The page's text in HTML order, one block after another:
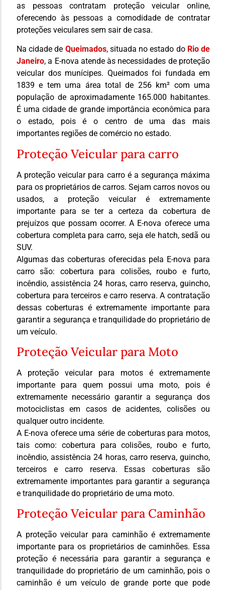
as pessoas contratam proteção veicular online,
oferecendo às pessoas a comodidade de contratar
proteções veiculares sem sair de casa.
Na cidade de Queimados, situada no estado do Rio de
Janeiro, a E-nova atende às necessidades de proteção
veicular dos munícipes. Queimados foi fundada em
1839 e tem uma área total de 256 km² com uma
população de aproximadamente 165.000 habitantes.
É uma cidade de grande importância econômica para
o estado, pois é o centro de uma das mais
importantes regiões de comércio no estado.
Proteção Veicular para carro
A proteção veicular para carro é a segurança máxima
para os proprietários de carros. Sejam carros novos ou
usados, a proteção veicular é extremamente
importante para se ter a certeza da cobertura de
prejuízos que possam ocorrer. A E-nova oferece uma
cobertura completa para carro, seja ele hatch, sedã ou
SUV.
Algumas das coberturas oferecidas pela E-nova para
carro são: cobertura para colisões, roubo e furto,
incêndio, assistência 24 horas, carro reserva, guincho,
cobertura para terceiros e carro reserva. A contratação
dessas coberturas é extremamente importante para
garantir a segurança e tranquilidade do proprietário de
um veículo.
Proteção Veicular para Moto
A proteção veicular para motos é extremamente
importante para quem possui uma moto, pois é
extremamente necessário garantir a segurança dos
motociclistas em casos de acidentes, colisões ou
qualquer outro incidente.
A E-nova oferece uma série de coberturas para motos,
tais como: cobertura para colisões, roubo e furto,
incêndio, assistência 24 horas, carro reserva, guincho,
terceiros e carro reserva. Essas coberturas são
extremamente importantes para garantir a segurança
e tranquilidade do proprietário de uma moto.
Proteção Veicular para Caminhão
A proteção veicular para caminhão é extremamente
importante para os proprietários de caminhões. Essa
proteção é necessária para garantir a segurança e
tranquilidade do proprietário de um caminhão, pois o
caminhão é um veículo de grande porte que pode